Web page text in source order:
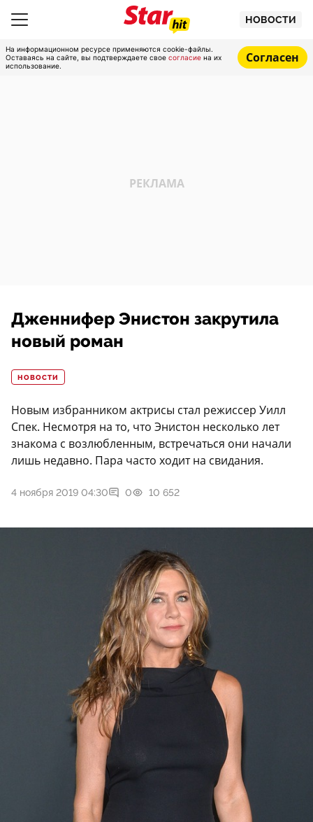
НОВОСТИ
На информационном ресурсе применяются cookie-файлы.
Оставаясь на сайте, вы подтверждаете свое согласие на их
использование.
Согласен
Дженнифер Энистон закрутила
новый роман
НОВОСТИ
Новым избранником актрисы стал режиссер Уилл
Спек. Несмотря на то, что Энистон несколько лет
знакома с возлюбленным, встречаться они начали
лишь недавно. Пара часто ходит на свидания.
4 ноября 2019 04:30 0 10 652